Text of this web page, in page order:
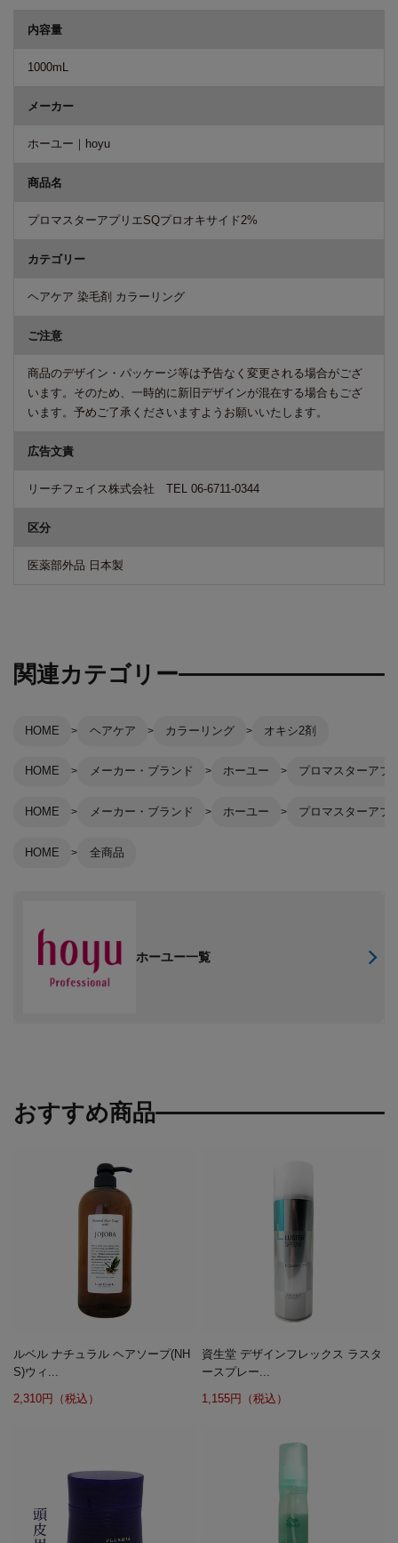
内容量
1000mL
メーカー
ホーユー｜hoyu
商品名
プロマスターアプリエSQプロオキサイド2%
カテゴリー
ヘアケア 染毛剤 カラーリング
ご注意
商品のデザイン・パッケージ等は予告なく変更される場合がござ
います。そのため、一時的に新旧デザインが混在する場合もござ
います。予めご了承くださいますようお願いいたします。
広告文責
リーチフェイス株式会社 TEL 06-6711-0344
区分
医薬部外品 日本製
関連カテゴリー
HOME ヘアケア カラーリング オキシ2剤
HOME メーカー・ブランド ホーユー プロマスターアプ
HOME メーカー・ブランド ホーユー プロマスターアプ
HOME 全商品
ホーユー一覧
おすすめ商品
ルベル ナチュラル ヘアソープ(NH
S)ウィ...
2,310円（税込）
資生堂 デザインフレックス ラスタ
ースプレー...
1,155円（税込）